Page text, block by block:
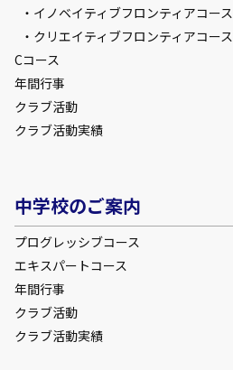
イノベイティブフロンティアコース
クリエイティブフロンティアコース
Cコース
年間行事
クラブ活動
クラブ活動実績
中学校のご案内
プログレッシブコース
エキスパートコース
年間行事
クラブ活動
クラブ活動実績